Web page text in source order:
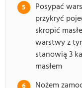
Posypać
przykryć
skropić
warstwy z
stanowią 3
masłem
Nożem